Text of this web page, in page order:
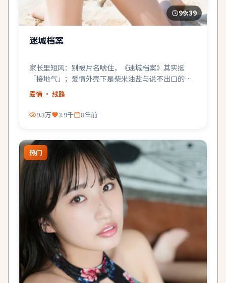
99:39
迷城档案
家长里短风：别被片名唬住，《迷城档案》其实挺
「接地气」；爱情外壳下是柴米油盐与说不出口的在
乎。
爱情 · 线路
9.3万 3.9千 8年前
热门